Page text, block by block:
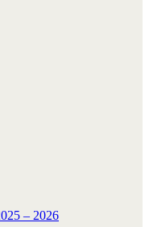
– 2026